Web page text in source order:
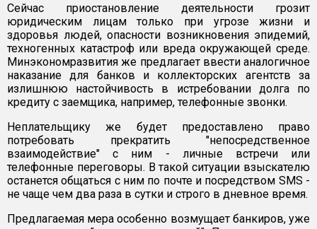
Сейчас приостановление деятельности грозит
юридическим лицам только при угрозе жизни и
здоровья людей, опасности возникновения эпидемий,
техногенных катастроф или вреда окружающей среде.
Минэкономразвития же предлагает ввести аналогичное
наказание для банков и коллекторских агентств за
излишнюю настойчивость в истребовании долга по
кредиту с заемщика, например, телефонные звонки.
Неплательщику же будет предоставлено право
потребовать прекратить "непосредственное
взаимодействие" с ним - личные встречи или
телефонные переговоры. В такой ситуации взыскателю
останется общаться с ним по почте и посредством SMS -
не чаще чем два раза в сутки и строго в дневное время.
Предлагаемая мера особенно возмущает банкиров, уже